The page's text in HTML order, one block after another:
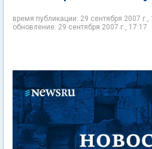
время публикации: 29 сентября 2007
обновление: 29 сентября 2007 г., 17:17